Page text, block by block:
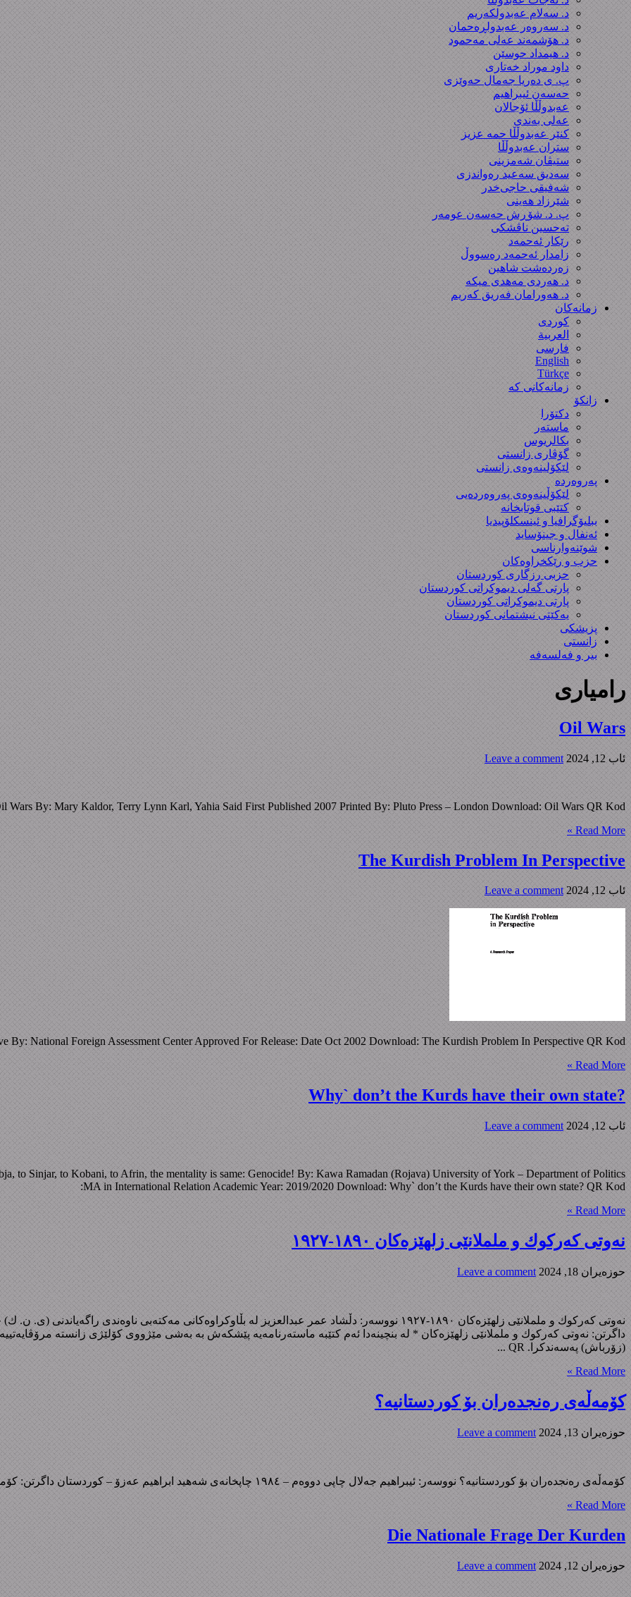
د. سەلام عەبدولكەریم
د. سەروەر عەبدولڕەحمان
د. هۆشمەند عەلی مەحمود
د. هیمداد حوسێن
داود موراد خەتاری
پ. ی دەریا جەمال حەوێزی
حەسەن ئیبراهیم
عەبدوڵڵا ئۆجالان
عەلی بەندی
کنێر عەبدوڵڵا حمە عزیز
ستران عەبدوڵڵا
ستیڤان شەمزینی
سەدیق سەعید رەواندزی
شه‌فیقی حاجی‌خدر
شێرزاد هەینی
پ. د. شۆڕش حەسەن عومەر
تەحسین ناڤشکی
رێکار ئەحمەد
زامدار ئەحمەد رەسووڵ
زه‌رده‌شت شاهین
د. هەردی مەهدی میکە
د. هەورامان فەریق كەریم
زمانەکان
کوردی
العربیة
فارسی
English
Türkçe
زمانەکانی کە
زانکۆ
دکتۆرا
ماستەر
بکالریوس
گۆڤاری زانستی
لێکۆلینەوەی زانستی
پەروەردە
لێکۆڵینەوەی پەروەردەیی
کتێبی قوتابخانە
ببلیۆگرافیا و ئینسکلۆپیدیا
ئەنفال و جینۆساید
شوێنەوارناسی
حزب و رێکخراوەکان
حزبی رزگاری کوردستان
پارتی گەلی دیموکراتی کوردستان
پارتی دیموکراتی کوردستان
یەکێتی نیشتمانی کوردستان
پزیشکی
زانستی
بیر و فەلسەفە
رامیاری
Oil Wars
ئاب 12, 2024 Leave a comment
Wars By: Mary Kaldor, Terry Lynn Karl, Yahia Said First Published 2007 Printed By: Pluto Press – London Download: Oil Wars QR Kod:
Read More »
The Kurdish Problem In Perspective
ئاب 12, 2024 Leave a comment
By: National Foreign Assessment Center Approved For Release: Date Oct 2002 Download: The Kurdish Problem In Perspective QR Kod:
Read More »
?Why` don’t the Kurds have their own state
ئاب 12, 2024 Leave a comment
to Sinjar, to Kobani, to Afrin, the mentality is same: Genocide! By: Kawa Ramadan (Rojava) University of York – Department of Politics
MA in International Relation Academic Year: 2019/2020 Download: Why` don’t the Kurds have their own state? QR Kod:
Read More »
نەوتی کەرکوك و ململانێی زلهێزەکان ١٨٩٠-١٩٢٧
حوزه‌یران 18, 2024 Leave a comment
(زۆرباش) پەسەندکرا. QR ...
Read More »
کۆمەڵەی رەنجدەران بۆ کوردستانیە؟
حوزه‌یران 13, 2024 Leave a comment
کۆمەڵەی رەنجدەران بۆ کوردستانیە؟ نووسەر: ئیبراهیم جەلال چاپی دووەم – ١٩٨٤ چاپخانەی شەهید ابراهیم عەزۆ – کوردستان داگرتن: کۆمەڵەی رەنجدەران بۆ کوردستانیە؟ QR Kod:
Read More »
Die Nationale Frage Der Kurden
حوزه‌یران 12, 2024 Leave a comment